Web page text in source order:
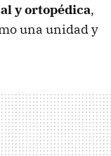
y ortopédica,
una unidad y